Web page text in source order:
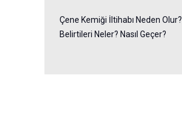
Çene Kemiği İltihabı Neden Olur?
Belirtileri Neler? Nasıl Geçer?